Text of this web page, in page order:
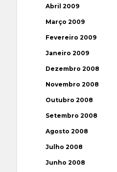
Abril 2009
Março 2009
Fevereiro 2009
Janeiro 2009
Dezembro 2008
Novembro 2008
Outubro 2008
Setembro 2008
Agosto 2008
Julho 2008
Junho 2008